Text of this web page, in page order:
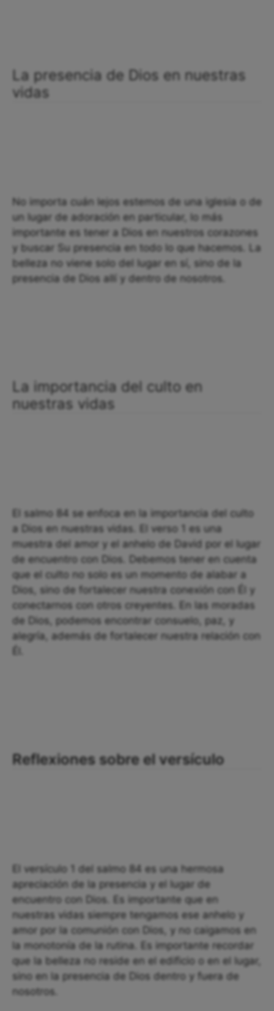
La presencia de Dios en nuestras
vidas
No importa cuán lejos estemos de una iglesia o de
un lugar de adoración en particular, lo más
importante es tener a Dios en nuestros corazones
y buscar Su presencia en todo lo que hacemos. La
belleza no viene solo del lugar en sí, sino de la
presencia de Dios allí y dentro de nosotros.
La importancia del culto en
nuestras vidas
El salmo 84 se enfoca en la importancia del culto
a Dios en nuestras vidas. El verso 1 es una
muestra del amor y el anhelo de David por el lugar
de encuentro con Dios. Debemos tener en cuenta
que el culto no solo es un momento de alabar a
Dios, sino de fortalecer nuestra conexión con Él y
conectarnos con otros creyentes. En las moradas
de Dios, podemos encontrar consuelo, paz, y
alegría, además de fortalecer nuestra relación con
Reflexiones sobre el versículo
El versículo 1 del salmo 84 es una hermosa
apreciación de la presencia y el lugar de
encuentro con Dios. Es importante que en
nuestras vidas siempre tengamos ese anhelo y
amor por la comunión con Dios, y no caigamos en
la monotonía de la rutina. Es importante recordar
que la belleza no reside en el edificio o en el lugar,
sino en la presencia de Dios dentro y fuera de
nosotros.